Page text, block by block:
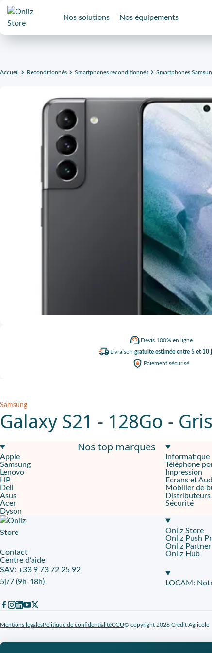
Nos solutions Nos équipements
Accueil Reconditionnés Smartphones reconditionnés Smartphones
Devis 100% en ligne
Livraison gratuite estimée entre 5 et 10
Paiement sécurisé
Samsung
Galaxy S21 - 128Go - Gris
Un smartphone d'une fluidité et d'une élégance remarquée
Le Galaxy S21 arbore un design moderne et raffiné, avec un
Conçu pour vous permettre de performer en toutes
Sous le capot, le Galaxy S21 est équipé du puissant
Les avantages de la location sur Onliz.fr avec Leasephone
En optant pour la location de votre smartphone chez
Nos top marques
Apple
Samsung
Lenovo
HP
Dell
Asus
Acer
Dyson
Informatique
Téléphone
Impression
Ecrans et
Mobilier de
Sécurité
Contact
Centre d’aide
SAV: +33 9 73 72 25 92
5j/7 (9h-18h)
Onliz Store
Onliz Push
Onliz Partner
Onliz Hub
LOCAM:
Mentions légalesPolitique de confidentialitéCGU© copyright 2026 Crédit Agricole